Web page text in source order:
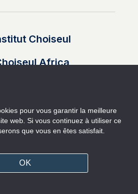
Choiseul
Africa
Auteurs
légales
pour vous garantir la meilleure
web. Si vous continuez à utiliser ce
que vous en êtes satisfait.
OK